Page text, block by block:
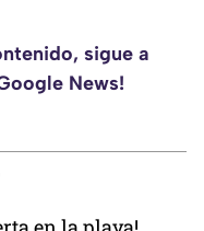
sigue a
News!